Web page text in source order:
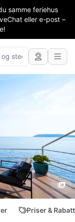
samme feriehus
eller e-post –
Priser &